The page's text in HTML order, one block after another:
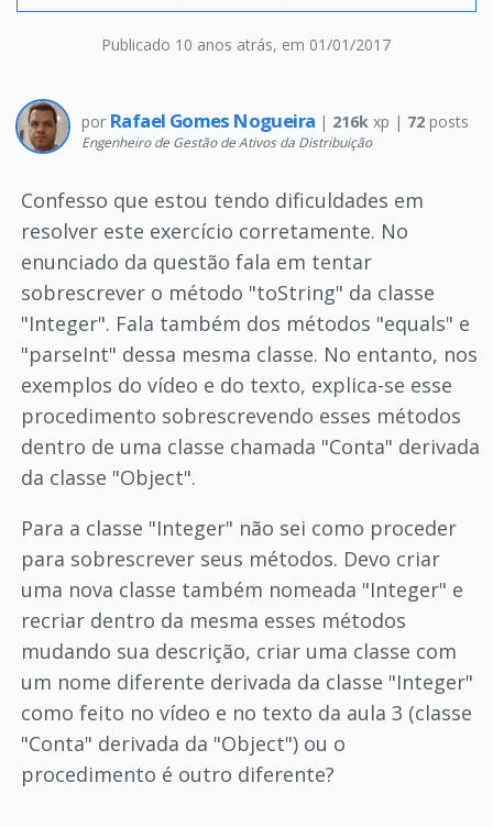
Publicado 10 anos atrás, em 01/01/2017
por Rafael Gomes Nogueira | 216k xp | 72posts
Engenheiro de Gestão de Ativos da Distribuição
Confesso que estou tendo dificuldades em
resolver este exercício corretamente. No
enunciado da questão fala em tentar
sobrescrever o método "toString" da classe
"Integer". Fala também dos métodos "equals" e
"parseInt" dessa mesma classe. No entanto, nos
exemplos do vídeo e do texto, explica-se esse
procedimento sobrescrevendo esses métodos
dentro de uma classe chamada "Conta" derivada
da classe "Object".
Para a classe "Integer" não sei como proceder
para sobrescrever seus métodos. Devo criar
uma nova classe também nomeada "Integer" e
recriar dentro da mesma esses métodos
mudando sua descrição, criar uma classe com
um nome diferente derivada da classe "Integer"
como feito no vídeo e no texto da aula 3 (classe
"Conta" derivada da "Object") ou o
procedimento é outro diferente?